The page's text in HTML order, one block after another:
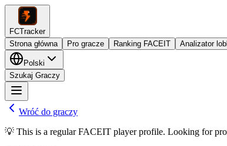
FCTracker
Strona główna
Pro gracze Ranking FACEIT Analizator
Polski
Szukaj Graczy
Wróć do graczy
💡 This is a regular FACEIT player profile. Looking for